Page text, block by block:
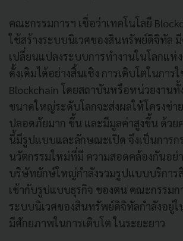
คณะกรรมการฯ เชื่อว่าเทคโนโลยี
ใช้สร้างระบบนิเวศของสินทรัพย์ดิจิทัล
เปลี่ยนแปลงระบบการทํางานในโลกแห่
ดั้งเดิมได้อย่างสิ้นเชิง การเติบโตในการ
Blockchain โดยสถาบันหรือหน่วยงานทั้
ขนาดใหญ่ระดับโลกจะส่งผลให้โครงข่า
ปลอดภัยมาก ขึ้น และมีมูลค่าสูงขึ้น ด้วย
นี้มีรูปแบบและลักษณะเปิด จึงเป็นการก
นวัตกรรมใหม่ที่มี ความสอดคล้องกันอย่
บริษัทยักษ์ใหญ่กําลังรวมรูปแบบบริกา
เข้ากับรูปแบบธุรกิจ ของตน คณะกรรมก
ระบบนิเวศของสินทรัพย์ดิจิทัลกําลังอยู่ใ
มีศักยภาพในการเติบโต ในระยะยาว